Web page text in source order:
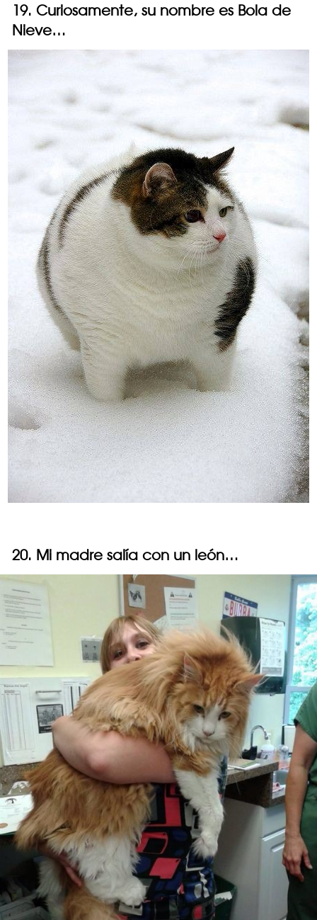
19. Curiosamente, su nombre es Bola de
Nieve…
20. Mi madre salía con un león…